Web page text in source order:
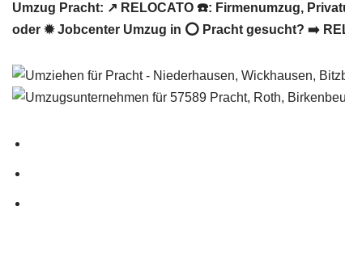
Umzug Pracht: ↗️ RELOCATO ☎️: Firmenumzug,
oder ✹ Jobcenter Umzug in ⭕ Pracht gesucht? ➡️